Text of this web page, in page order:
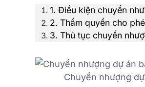
1. Điều kiện chuyển
2. Thẩm quyền cho
3. Thủ tục chuyển
Chuyển nhượng